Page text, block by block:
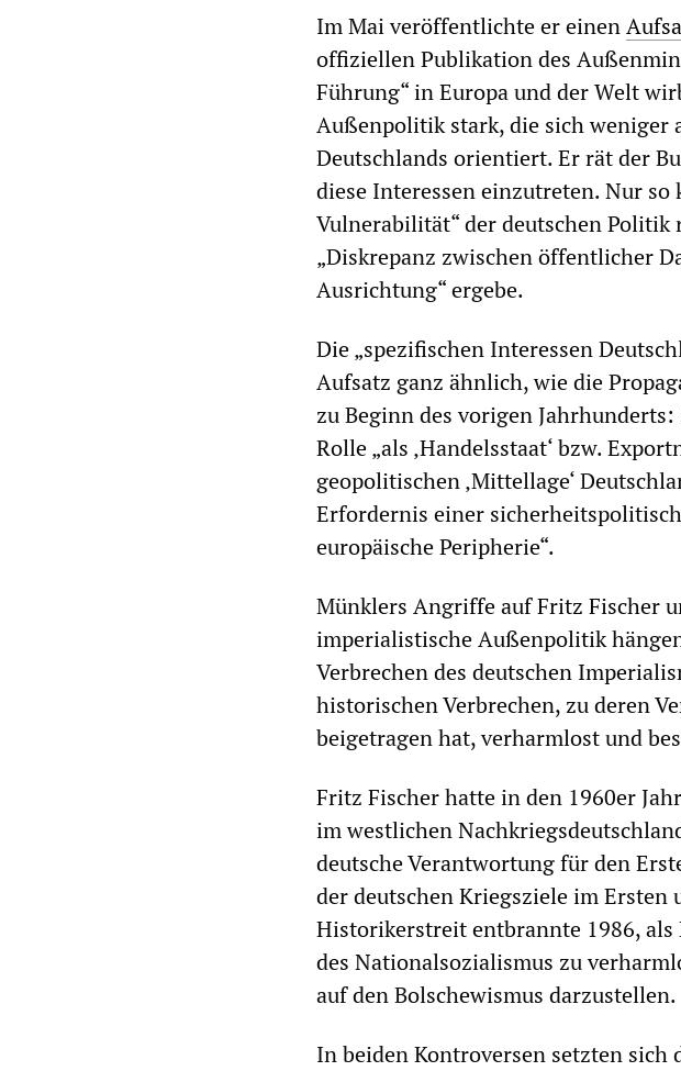
Im Mai veröffentlichte er einen
offiziellen Publikation des
Führung“ in Europa und der Welt
Außenpolitik stark, die sich weniger
Deutschlands orientiert. Er rät der
diese Interessen einzutreten. Nur so
Vulnerabilität“ der deutschen Politik
„Diskrepanz zwischen öffentlicher
Ausrichtung“ ergebe.
Die „spezifischen Interessen
Aufsatz ganz ähnlich, wie die
zu Beginn des vorigen
Rolle „als ‚Handelsstaat‘ bzw.
geopolitischen ‚Mittellage‘
Erfordernis einer
europäische Peripherie“.
Münklers Angriffe auf Fritz Fischer
imperialistische Außenpolitik
Verbrechen des deutschen
historischen Verbrechen, zu deren
beigetragen hat, verharmlost und
Fritz Fischer hatte in den 1960er
im westlichen
deutsche Verantwortung für den
der deutschen Kriegsziele im
Historikerstreit entbrannte 1986, als
des Nationalsozialismus zu
auf den Bolschewismus darzustellen.
In beiden Kontroversen setzten